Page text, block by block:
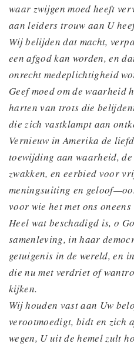
waar zwijgen moed heeft
aan leiders trouw aan U
Wij belijden dat macht,
een afgod kan worden, en
onrecht medeplichtigheid
Geef moed om de waarheid
harten van trots die
die zich vastklampt aan
Vernieuw in Amerika de
toewijding aan waarheid,
zwakken, en eerbied voor
meningsuiting en
voor wie het met ons oneens
Heel wat beschadigd is, o
samenleving, in haar
getuigenis in de wereld, en
die nu met verdriet of
kijken.
Wij houden vast aan Uw
verootmoedigt, bidt en zich
wegen, U uit de hemel zult